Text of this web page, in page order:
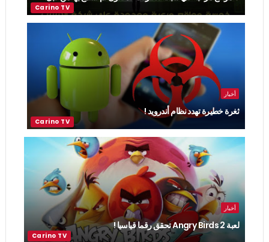
أخبار
ثغرة خطيرة تهدد نظام أندرويد !
أخبار
لعبة Angry Birds 2 تحقق رقما قياسيا !